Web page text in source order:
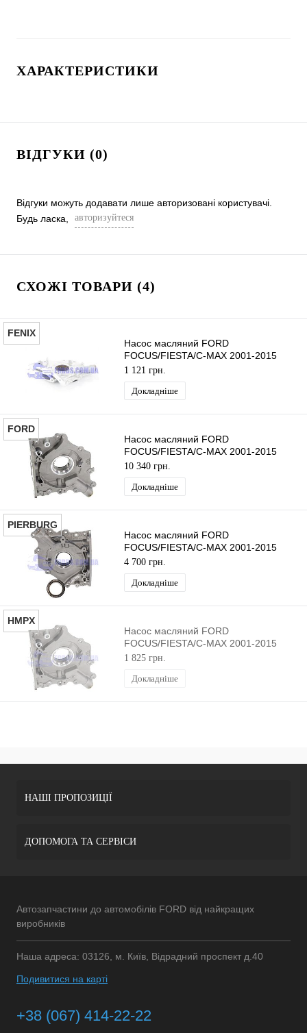
ХАРАКТЕРИСТИКИ
ВІДГУКИ (0)
Відгуки можуть додавати лише авторизовані користувачі.
Будь ласка,
авторизуйтеся
СХОЖІ ТОВАРИ (4)
FENIX
Насос масляний FORD
FOCUS/FIESTA/C-MAX 2001-2015
(1.4TDCI/1.6TDCI) FENIX
1 121 грн.
Докладніше
FORD
Насос масляний FORD
FOCUS/FIESTA/C-MAX 2001-2015
(1.4TDCI/1.6TDCI) ORIGINAL
10 340 грн.
Докладніше
PIERBURG
Насос масляний FORD
FOCUS/FIESTA/C-MAX 2001-2015
(1.4TDCI/1.6TDCI) PIERBURG
4 700 грн.
Докладніше
HMPX
Насос масляний FORD
FOCUS/FIESTA/C-MAX 2001-2015
(1.4TDCI/1.6TDCI) HMPX
1 825 грн.
Докладніше
НАШІ ПРОПОЗИЦІЇ
ДОПОМОГА ТА СЕРВІСИ
Автозапчастини до автомобілів FORD від найкращих
виробників
Наша адреса: 03126, м. Київ, Відрадний проспект д.40
Подивитися на карті
+38 (067) 414-22-22